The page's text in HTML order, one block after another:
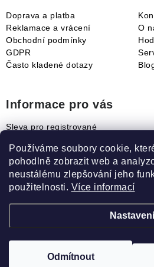
Používáme soubory cookie,
pohodlně zobrazit web a
neustálému zlepšování jeho
použitelnosti. Více informací
Nastavení
Odmítnout
Doprava a platba
Reklamace a vrácení
Obchodní podmínky
GDPR
Často kladené dotazy
O
Informace pro vás
Sleva pro registrované
Jak uplatnit slevový kupón?
Jak nakupovat?
Slovník pojmů
Recenze